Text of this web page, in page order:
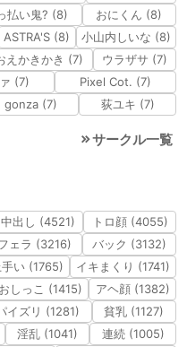
払い鬼? (8)
おにくん (8)
ASTRA'S (8)
小山内しいな (8)
えかきかき (7)
ウラザサ (7)
(7)
Pixel Cot. (7)
gonza (7) 荻ユキ (7)
サークル一覧
中出し (4521)
トロ顔 (4055)
ェラ (3216)
バック (3132)
い (1765)
イキまくり (1741)
おしっこ (1415)
アヘ顔 (1382)
イズリ (1281)
貧乳 (1127)
淫乱 (1041)
連続 (1005)